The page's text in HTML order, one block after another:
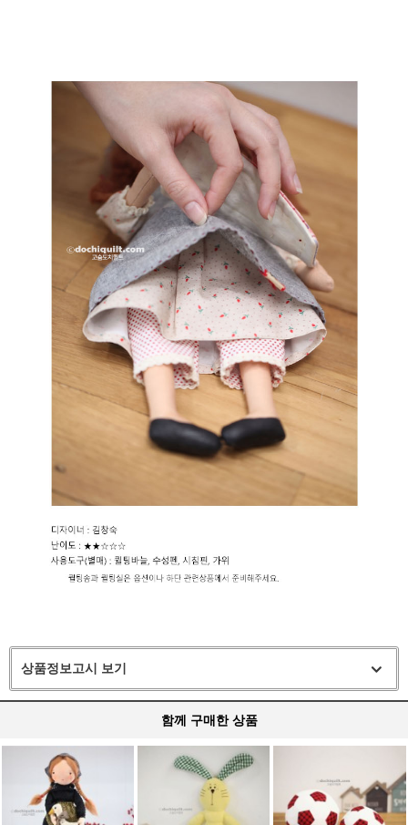
상품정보고시 보기
함께 구매한 상품